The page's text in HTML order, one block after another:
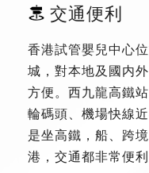
交通便利
香港試管嬰兒中心
城，對本地及國内
方便。西九龍高鐵
輪碼頭、機場快線
是坐高鐵，船、跨
港，交通都非常便利